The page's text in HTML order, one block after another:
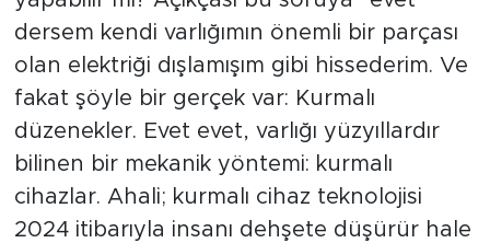
dersem kendi varlığımın önemli bir parçası
olan elektriği dışlamışım gibi hissederim. Ve
fakat şöyle bir gerçek var: Kurmalı
düzenekler. Evet evet, varlığı yüzyıllardır
bilinen bir mekanik yöntemi: kurmalı
cihazlar. Ahali; kurmalı cihaz teknolojisi
2024 itibarıyla insanı dehşete düşürür hale